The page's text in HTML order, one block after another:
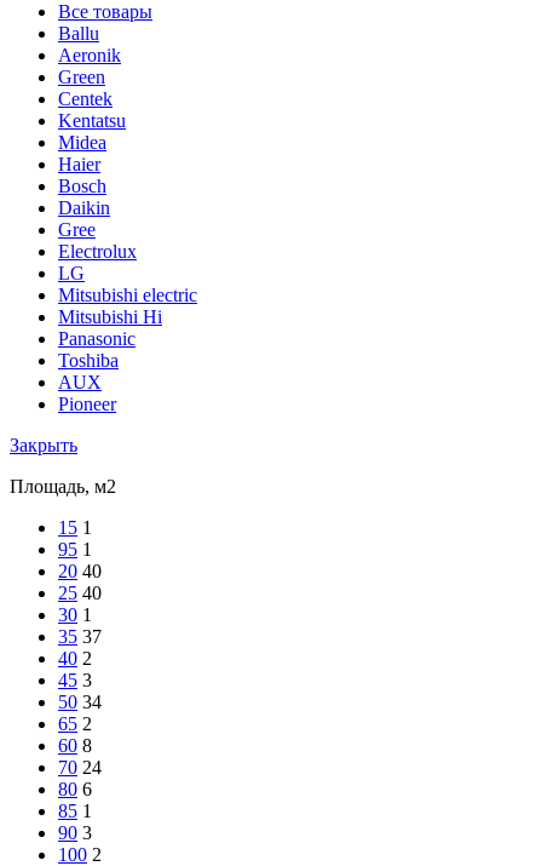
Все товары
Ballu
Аeronik
Green
Centek
Kentatsu
Midea
Haier
Bosch
Daikin
Gree
Electrolux
LG
Mitsubishi electric
Mitsubishi Hi
Panasonic
Toshiba
AUX
Pioneer
Закрыть
Площадь, м2
15 1
95 1
20 40
25 40
30 1
35 37
40 2
45 3
50 34
65 2
60 8
70 24
80 6
85 1
90 3
100 2